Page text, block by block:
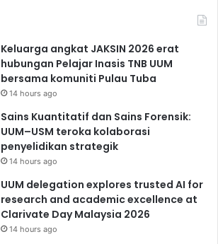
Keluarga angkat JAKSIN 2026 erat
hubungan Pelajar Inasis TNB UUM
bersama komuniti Pulau Tuba
14 hours ago
Sains Kuantitatif dan Sains Forensik:
UUM–USM teroka kolaborasi
penyelidikan strategik
14 hours ago
UUM delegation explores trusted AI for
research and academic excellence at
Clarivate Day Malaysia 2026
14 hours ago